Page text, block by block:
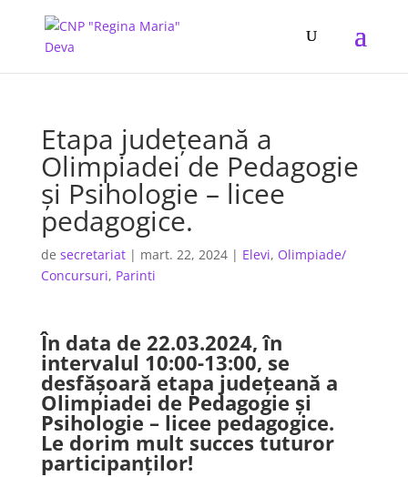
Etapa județeană a
Olimpiadei de Pedagogie
și Psihologie – licee
pedagogice.
de secretariat| mart. 22, 2024| Elevi, Olimpiade/
Concursuri, Parinti
În data de 22.03.2024, în
intervalul 10:00-13:00, se
desfășoară etapa județeană a
Olimpiadei de Pedagogie și
Psihologie – licee pedagogice.
Le dorim mult succes tuturor
participanților!